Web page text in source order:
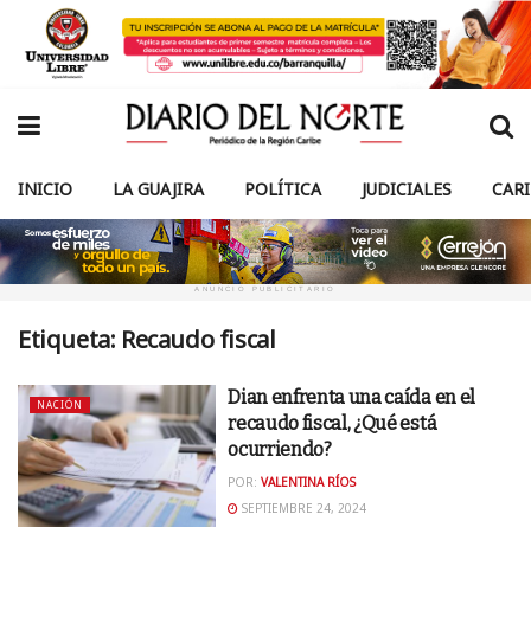
INICIO LA GUAJIRA POLÍTICA JUDICIALES
ANUNCIO PUBLICITARIO
Etiqueta: Recaudo fiscal
NACIÓN
Dian enfrenta una caída en el
recaudo fiscal, ¿Qué está
ocurriendo?
POR: VALENTINA RÍOS
SEPTIEMBRE 24, 2024